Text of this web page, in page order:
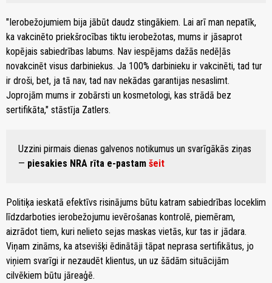
"Ierobežojumiem bija jābūt daudz stingākiem. Lai arī man nepatīk,
ka vakcinēto priekšrocības tiktu ierobežotas, mums ir jāsaprot
kopējais sabiedrības labums. Nav iespējams dažās nedēļās
novakcinēt visus darbiniekus. Ja 100% darbinieku ir vakcinēti, tad tur
ir droši, bet, ja tā nav, tad nav nekādas garantijas nesaslimt.
Joprojām mums ir zobārsti un kosmetologi, kas strādā bez
sertifikāta," stāstīja Zatlers.
Uzzini pirmais dienas galvenos notikumus un svarīgākās ziņas
— piesakies NRA rīta e-pastam šeit
Politiķa ieskatā efektīvs risinājums būtu katram sabiedrības loceklim
līdzdarboties ierobežojumu ievērošanas kontrolē, piemēram,
aizrādot tiem, kuri nelieto sejas maskas vietās, kur tas ir jādara.
Viņam zināms, ka atsevišķi ēdinātāji tāpat neprasa sertifikātus, jo
viņiem svarīgi ir nezaudēt klientus, un uz šādām situācijām
cilvēkiem būtu jāreaģē.